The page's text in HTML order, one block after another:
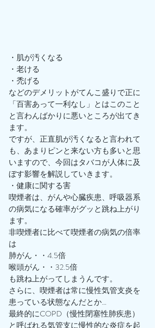
・肌が汚くなる
・老ける
・禿げる
などのデメリットがてんこ盛りで正に
「百害あって一利なし」とはこのこと
と言わんばかりに悪いところが出てき
ます。
ですが、正直肌が汚くなると言われて
も、あまりピンと来ない方も多いと思
いますので、今回はタバコが人体に及
ぼす影響を解説していきます。
・健康に関する害
喫煙者は、がんや心臓疾患、呼吸器系
の病気になる確率がグッと跳ね上がり
ます。
非喫煙者に比べて喫煙者の病気の倍率
は
肺がん・・4.5倍
喉頭がん・・32.5倍
も跳ね上がってしまうんです。
さらに、喫煙者は常に慢性気管支炎を
患っている状態なんだとか…
最終的にCOPD（慢性閉塞性肺疾患）
と呼ばれる気管支に慢性的な炎症を起